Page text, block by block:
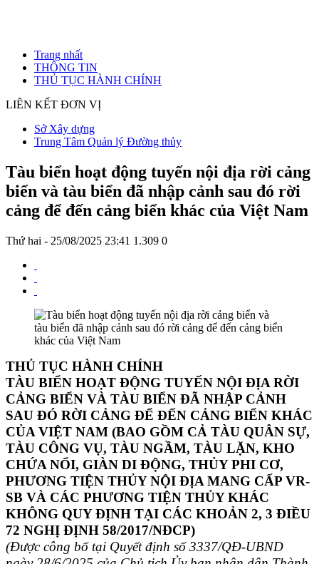
Trang nhất
THÔNG TIN
THỦ TỤC HÀNH CHÍNH
LIÊN KẾT ĐƠN VỊ
Sở Xây dựng
Trung Tâm Quản lý Đường thủy
Tàu biển hoạt động tuyến nội địa rời cảng
biển và tàu biển đã nhập cảnh sau đó rời
cảng để đến cảng biển khác của Việt Nam
Thứ hai - 25/08/2025 23:41 1.309 0
THỦ TỤC HÀNH CHÍNH
TÀU BIỂN HOẠT ĐỘNG TUYẾN NỘI ĐỊA RỜI
CẢNG BIỂN VÀ TÀU BIỂN ĐÃ NHẬP CẢNH
SAU ĐÓ RỜI CẢNG ĐỂ ĐẾN CẢNG BIỂN KHÁC
CỦA VIỆT NAM (BAO GỒM CẢ TÀU QUÂN SỰ,
TÀU CÔNG VỤ, TÀU NGẦM, TÀU LẶN, KHO
CHỨA NỔI, GIÀN DI ĐỘNG, THỦY PHI CƠ,
PHƯƠNG TIỆN THỦY NỘI ĐỊA MANG CẤP VR-
SB VÀ CÁC PHƯƠNG TIỆN THỦY KHÁC
KHÔNG QUY ĐỊNH TẠI CÁC KHOẢN 2, 3 ĐIỀU
72 NGHỊ ĐỊNH 58/2017/NĐCP)
(Được công bố tại Quyết định số 3337/QĐ-UBND